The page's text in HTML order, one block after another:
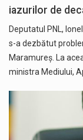
iazurilor de
Deputatul PNL,
s-a dezbătut
Maramureș. La
ministra Mediului,